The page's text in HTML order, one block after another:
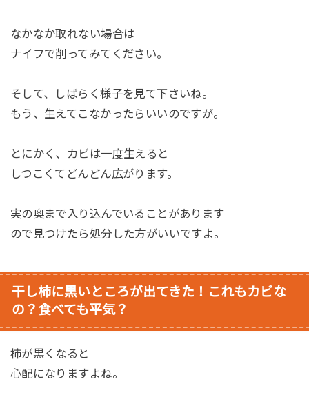
なかなか取れない場合は
ナイフで削ってみてください。
そして、しばらく様子を見て下さいね。
もう、生えてこなかったらいいのですが。
とにかく、カビは一度生えると
しつこくてどんどん広がります。
実の奥まで入り込んでいることがあります
ので見つけたら処分した方がいいですよ。
干し柿に黒いところが出てきた！これもカビな
の？食べても平気？
柿が黒くなると
心配になりますよね。